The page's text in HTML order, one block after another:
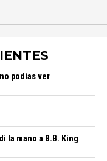
podías ver
la mano a B.B. King